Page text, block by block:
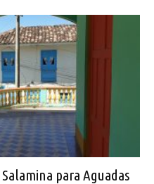
para Aguadas